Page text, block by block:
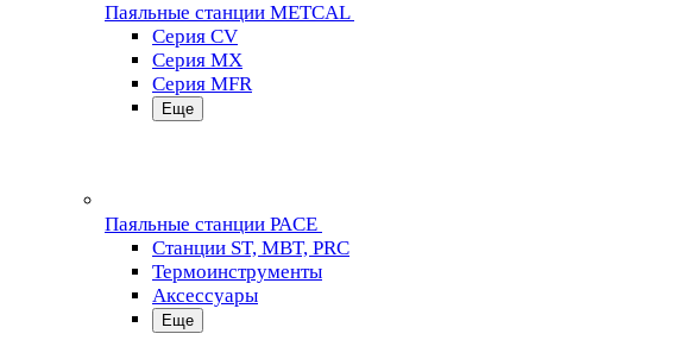
Паяльные станции METCAL
Серия CV
Серия MX
Серия MFR
Еще
Паяльные станции PACE
Станции ST, MBT, PRC
Термоинструменты
Аксессуары
Еще